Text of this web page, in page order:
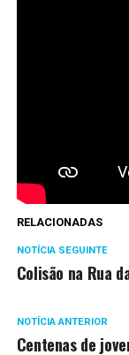
RELACIONADAS
NOTÍCIA SEGUINTE
Colisão na Rua
NOTÍCIA ANTERIOR
Centenas de